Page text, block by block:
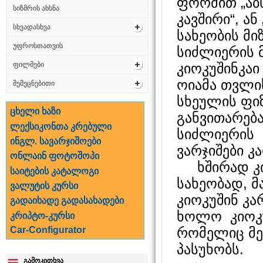
სიზმრის ახსნა
სხვადასხვა
უფროსთათვის
ფილმები
შემეცნებითი
ცხელი ხაზი
ლექსიკონთა კრებული
ინგლ. სავარჯიშოები
ონლაინ ფოტოშოპი
საიტების კატალოგი
ვალუტის კურსი
გადაიხადე გადასახადები
კრიპტო-კურსი
Car-Configurator
გამოკითხვა
კავშირი“,
სახეობის
სიძლიერის
ოიამა
სხეულის
სიძლიერის
ვარჯიშები
ხშირად
სახეობად,
კიოკუშინ
ხოლო
რომელიც
პასუხობს.